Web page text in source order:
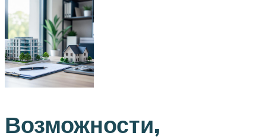
Возможности,